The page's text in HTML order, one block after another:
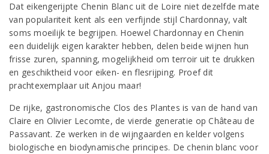
Dat eikengerijpte Chenin Blanc uit de Loire niet dezelfde mate
van populariteit kent als een verfijnde stijl Chardonnay, valt
soms moeilijk te begrijpen. Hoewel Chardonnay en Chenin
een duidelijk eigen karakter hebben, delen beide wijnen hun
frisse zuren, spanning, mogelijkheid om terroir uit te drukken
en geschiktheid voor eiken- en flesrijping. Proef dit
prachtexemplaar uit Anjou maar!
De rijke, gastronomische Clos des Plantes is van de hand van
Claire en Olivier Lecomte, de vierde generatie op Château de
Passavant. Ze werken in de wijngaarden en kelder volgens
biologische en biodynamische principes. De chenin blanc voor